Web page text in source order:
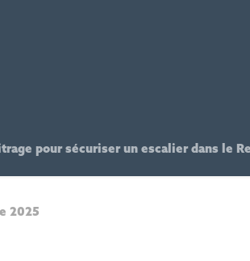
pour sécuriser un escalier dans le
2025